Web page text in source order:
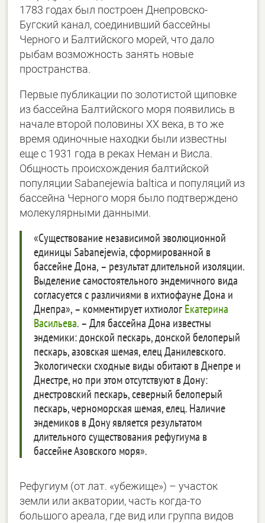
1783 годах был построен Днепровско-
Бугский канал, соединивший бассейны
Черного и Балтийского морей, что дало
рыбам возможность занять новые
пространства.
Первые публикации по золотистой щиповке
из бассейна Балтийского моря появились в
начале второй половины XX века, в то же
время одиночные находки были известны
еще с 1931 года в реках Неман и Висла.
Общность происхождения балтийской
популяции Sabanejewia baltica и популяций из
бассейна Черного моря было подтверждено
молекулярными данными.
«Существование независимой эволюционной
единицы Sabanejewia, сформированной в
бассейне Дона, – результат длительной изоляции.
Выделение самостоятельного эндемичного вида
согласуется с различиями в ихтиофауне Дона и
Днепра», – комментирует ихтиологЕкатерина
Васильева. – Для бассейна Дона известны
эндемики: донской пескарь, донской белоперый
пескарь, азовская шемая, елец Данилевского.
Экологически сходные виды обитают в Днепре и
Днестре, но при этом отсутствуют в Дону:
днестровский пескарь, северный белоперый
пескарь, черноморская шемая, елец. Наличие
эндемиков в Дону является результатом
длительного существования рефугиума в
бассейне Азовского моря».
Рефугиум (от лат. «убежище») – участок
земли или акватории, часть когда-то
большого ареала, где вид или группа видов